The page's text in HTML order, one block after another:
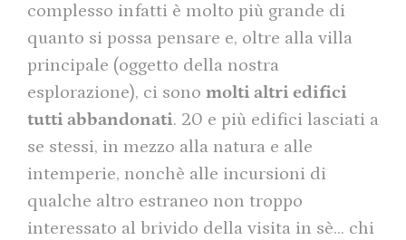
complesso infatti è molto più grande di
quanto si possa pensare e, oltre alla villa
principale (oggetto della nostra
esplorazione), ci sono molti altri edifici
tutti abbandonati. 20 e più edifici lasciati a
se stessi, in mezzo alla natura e alle
intemperie, nonchè alle incursioni di
qualche altro estraneo non troppo
interessato al brivido della visita in sè… chi